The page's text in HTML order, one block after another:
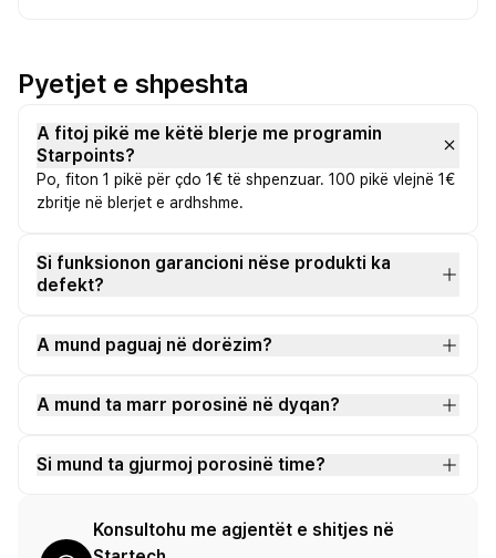
Pyetjet e shpeshta
A fitoj pikë me këtë blerje me programin
Starpoints?
Po, fiton 1 pikë për çdo 1€ të shpenzuar. 100 pikë vlejnë 1€
zbritje në blerjet e ardhshme.
Si funksionon garancioni nëse produkti ka
defekt?
A mund paguaj në dorëzim?
A mund ta marr porosinë në dyqan?
Si mund ta gjurmoj porosinë time?
Konsultohu me agjentët e shitjes në